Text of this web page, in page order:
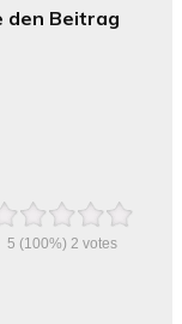
den Beitrag
5 (100%) 2 votes